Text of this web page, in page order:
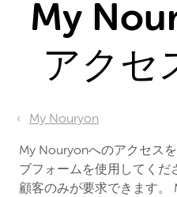
My
アクセ
My Nouryon
My Nouryonへのアクセス
ブフォームを使用してくだ
顧客のみが要求できます。